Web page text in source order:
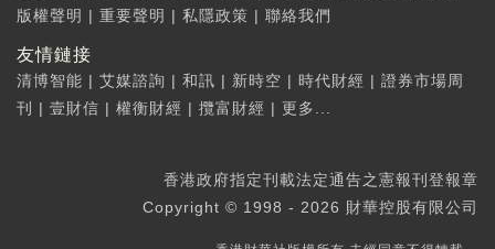
版權聲明 | 重要聲明 | 私隱政策 | 聯絡我們
友情鏈接
清博智能 | 艾媒諮詢 | 和訊 | 新時空 | 時代財經 | 證券市場周
刊
| 壹財信 | 權衡財經 | 攬富財經 | 更多...
香港政府指定刊載法定通告之憲報刊登報章
Copyright © 1998 - 2026 財華控股有限公司